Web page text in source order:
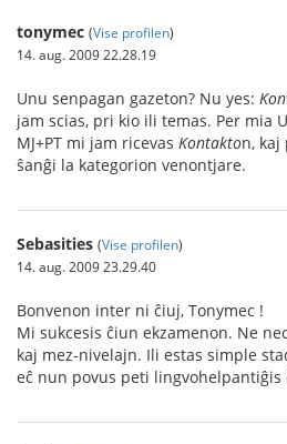
tonymec (Vise profilen)
14. aug. 2009 22.28.19
Unu senpagan gazeton? Nu yes:
jam scias, pri kio ili temas. Per mia
MJ+PT mi jam ricevas Kontakton, kaj
ŝanĝi la kategorion venontjare.
Sebasities (Vise profilen)
14. aug. 2009 23.29.40
Bonvenon inter ni ĉiuj, Tonymec !
Mi sukcesis ĉiun ekzamenon. Ne
kaj mez-nivelajn. Ili estas simple
eĉ nun povus peti lingvohelpantiĝis